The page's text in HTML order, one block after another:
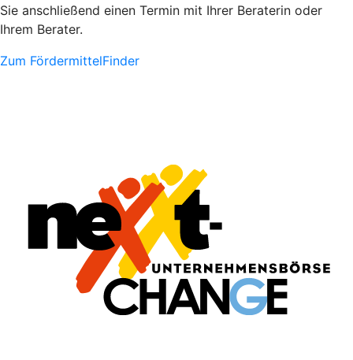
Sie anschließend einen Termin mit Ihrer Beraterin oder
Ihrem Berater.
Zum FördermittelFinder